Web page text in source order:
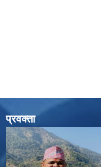
प्रवक्ता